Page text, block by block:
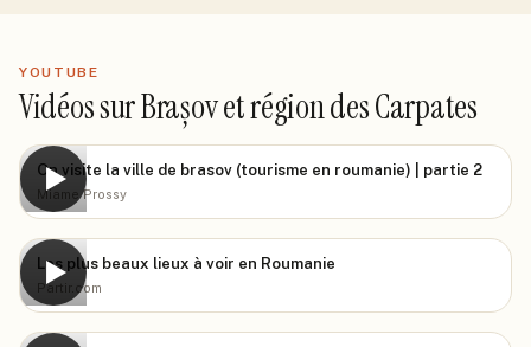
YOUTUBE
Vidéos sur Brașov et région des Carpates
▶ On visite la ville de brasov (tourisme en roumanie) | partie 2
Miame Prossy
▶
Les plus beaux lieux à voir en Roumanie
Partir.com